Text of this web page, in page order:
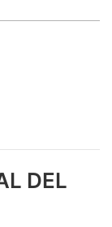
DEL